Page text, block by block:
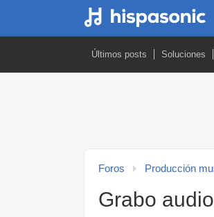
Últimos posts Soluciones
Foros Producción
Grabo